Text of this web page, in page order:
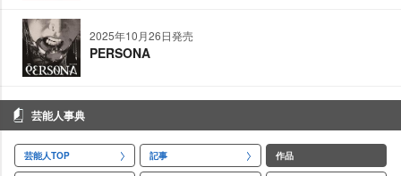
2025年10月26日発売
PERSONA
芸能人事典
芸能人TOP 記事 作品